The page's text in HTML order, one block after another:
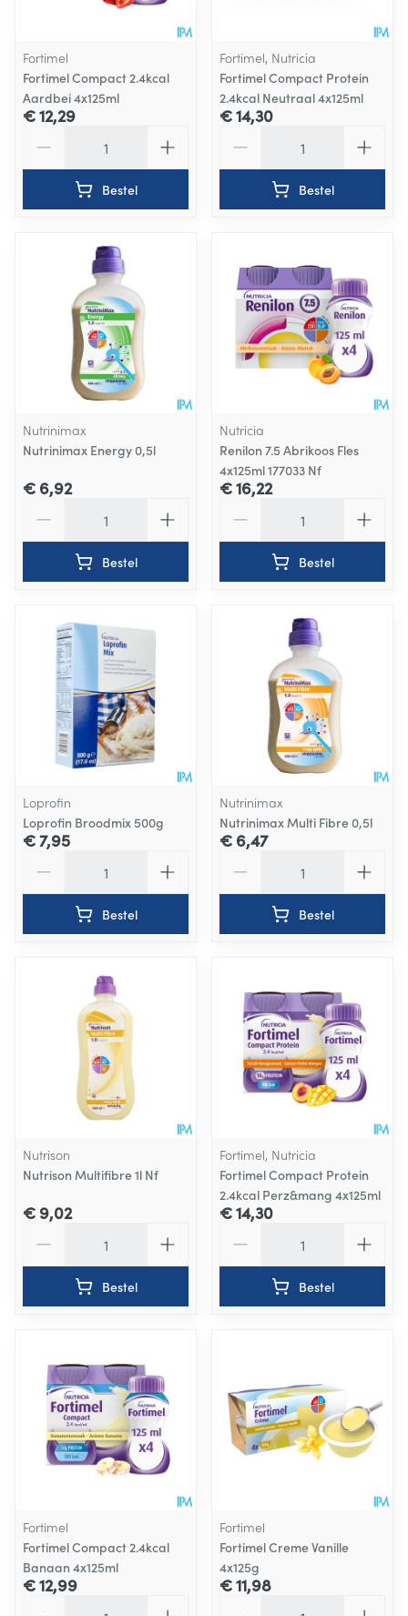
Fortimel
Fortimel Compact 2.4kcal
Aardbei 4x125ml
€ 12,29
Bestel
Fortimel, Nutricia
Fortimel Compact Protein
2.4kcal Neutraal 4x125ml
€ 14,30
Bestel
Nutrinimax
Nutrinimax Energy 0,5l
€ 6,92
Bestel
Nutricia
Renilon 7.5 Abrikoos Fles
4x125ml 177033 Nf
€ 16,22
Bestel
Loprofin
Loprofin Broodmix 500g
€ 7,95
Bestel
Nutrinimax
Nutrinimax Multi Fibre 0,5l
€ 6,47
Bestel
Nutrison
Nutrison Multifibre 1l Nf
€ 9,02
Bestel
Fortimel, Nutricia
Fortimel Compact Protein
2.4kcal Perz&mang 4x125ml
€ 14,30
Bestel
Fortimel
Fortimel Compact 2.4kcal
Banaan 4x125ml
€ 12,99
Fortimel
Fortimel Creme Vanille
4x125g
€ 11,98